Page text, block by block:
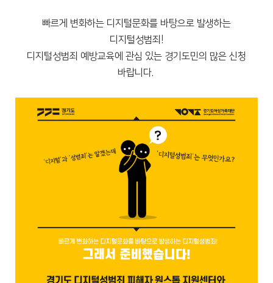
빠르게 변화하는 디지털문화를 바탕으로 발생하는
디지털성범죄!
디지털성범죄 예방교육에 관심 있는 경기도민의 많은 신청
바랍니다.